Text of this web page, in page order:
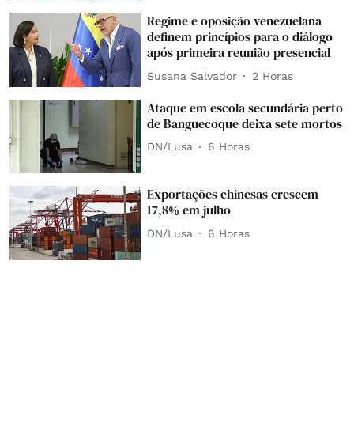
Regime e oposição venezuelana
definem princípios para o diálogo
após primeira reunião presencial
Susana Salvador 2 Horas
Ataque em escola secundária perto
de Banguecoque deixa sete mortos
DN/Lusa 6 Horas
Exportações chinesas crescem
17,8% em julho
DN/Lusa 6 Horas